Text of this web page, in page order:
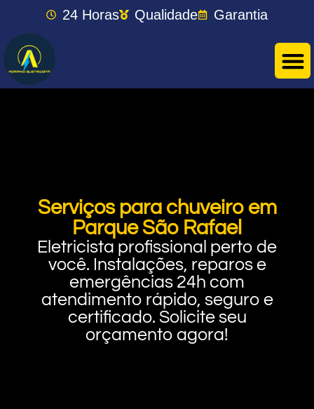
24 Horas Qualidade Garantia
Serviços para chuveiro em
Parque São Rafael
Eletricista profissional perto de
você. Instalações, reparos e
emergências 24h com
atendimento rápido, seguro e
certificado. Solicite seu
orçamento agora!